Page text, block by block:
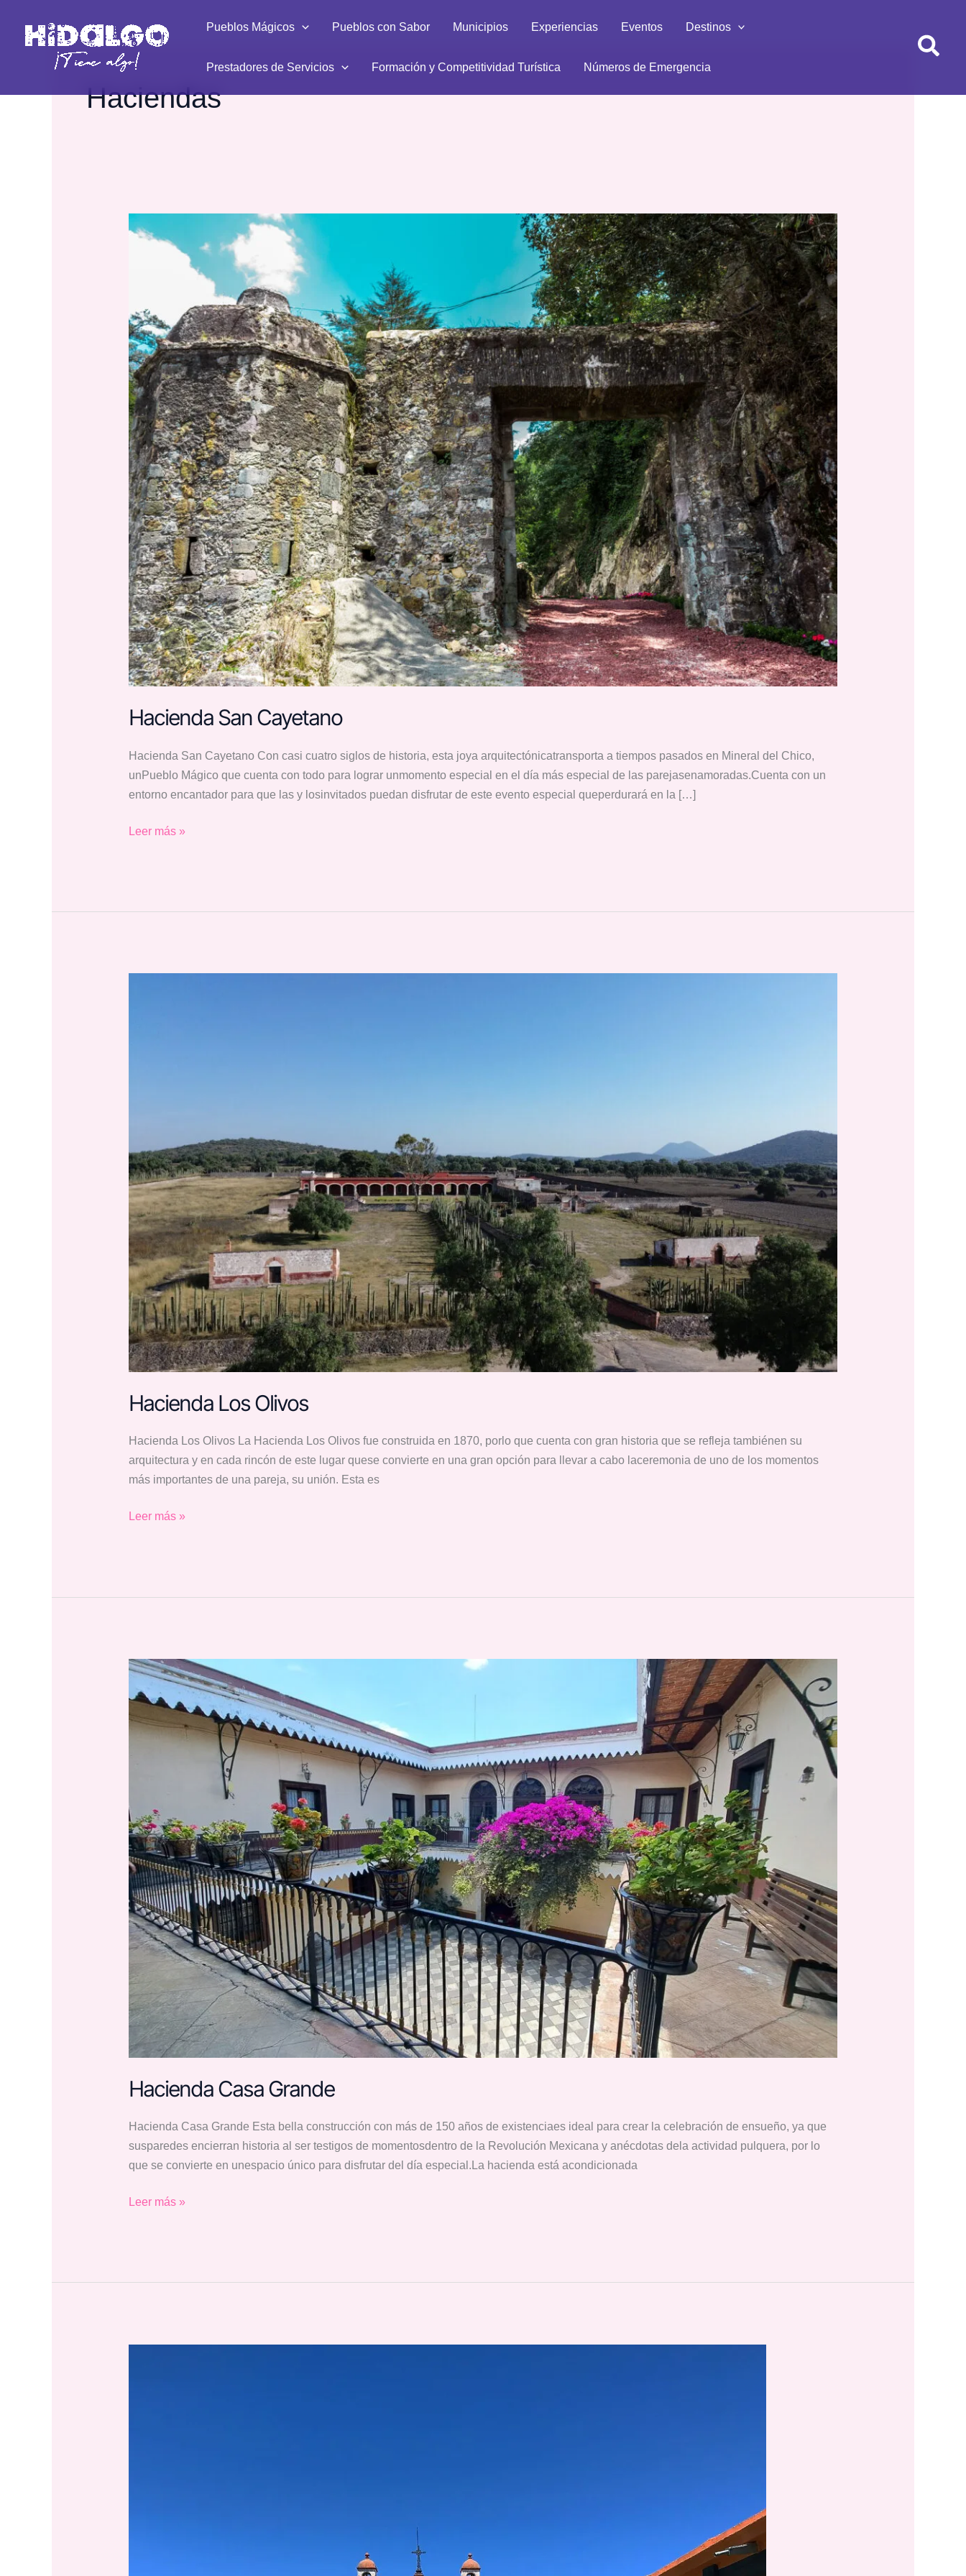
contenido
Pueblos Mágicos Pueblos con Sabor Municipios Experiencias Eventos Destinos
Prestadores de Servicios Formación y Competitividad Turística Números de Emergencia
Haciendas
Hacienda San Cayetano
Hacienda San Cayetano Con casi cuatro siglos de historia, esta joya arquitectónicatransporta a tiempos pasados en Mineral del Chico,
unPueblo Mágico que cuenta con todo para lograr unmomento especial en el día más especial de las parejasenamoradas.Cuenta con un
entorno encantador para que las y losinvitados puedan disfrutar de este evento especial queperdurará en la […]
Hacienda
San
Leer más »
Hacienda Los Olivos
Hacienda Los Olivos La Hacienda Los Olivos fue construida en 1870, porlo que cuenta con gran historia que se refleja tambiénen su
arquitectura y en cada rincón de este lugar quese convierte en una gran opción para llevar a cabo laceremonia de uno de los momentos
más importantes de una pareja, su unión. Esta es
Leer más »
Hacienda Casa Grande
Hacienda Casa Grande Esta bella construcción con más de 150 años de existenciaes ideal para crear la celebración de ensueño, ya que
susparedes encierran historia al ser testigos de momentosdentro de la Revolución Mexicana y anécdotas dela actividad pulquera, por lo
que se convierte en unespacio único para disfrutar del día especial.La hacienda está acondicionada
Hacienda
Grande
Leer más »